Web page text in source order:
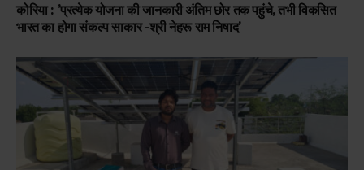
कोरिया : ’प्रत्येक योजना की जानकारी अंतिम छोर तक पहुंचे, तभी विकसित
भारत का होगा संकल्प साकार -श्री नेहरू राम निषाद’